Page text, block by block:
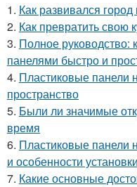
1. Как развивался
2. Как превратить
3. Полное руководство:
панелями быстро и
4. Пластиковые панели
пространство
5. Были ли значимые
время
6. Пластиковые панели
и особенности установки
7. Какие основные